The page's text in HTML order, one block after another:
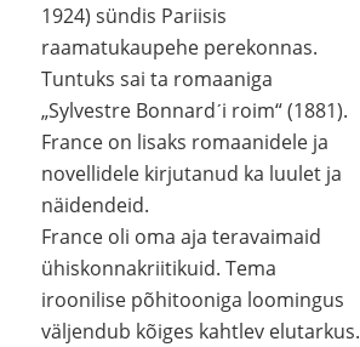
1924) sündis Pariisis
raamatukaupehe perekonnas.
Tuntuks sai ta romaaniga
„Sylvestre Bonnardˊi roim“ (1881).
France on lisaks romaanidele ja
novellidele kirjutanud ka luulet ja
näidendeid.
France oli oma aja teravaimaid
ühiskonnakriitikuid. Tema
iroonilise põhitooniga loomingus
väljendub kõiges kahtlev elutarkus.